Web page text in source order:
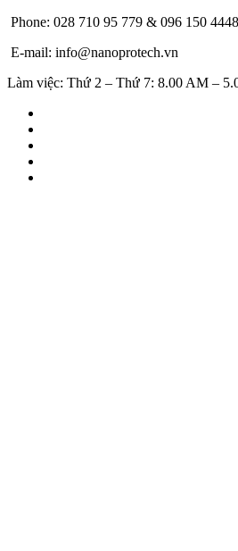
Phone: 028 710 95 779 & 096 150 4448
E-mail: info@nanoprotech.vn
Làm việc: Thứ 2 – Thứ 7: 8.00 AM –